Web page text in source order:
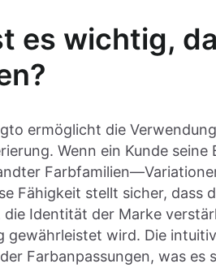
es wichtig,
ermöglicht die
Wenn ein Kunde
Fähigkeit stellt sicher, dass
Identität der Marke
gewährleistet wird. Die
Farbanpassungen, was